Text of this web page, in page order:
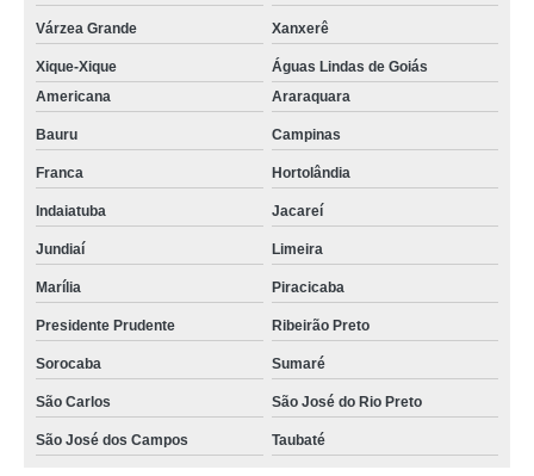
Várzea Grande Xanxerê
Xique-Xique
Águas Lindas de Goiás
Americana
Araraquara
Bauru Campinas
Franca Hortolândia
Indaiatuba Jacareí
Jundiaí Limeira
Marília Piracicaba
Presidente Prudente Ribeirão Preto
Sorocaba Sumaré
São Carlos São José do Rio Preto
São José dos Campos Taubaté